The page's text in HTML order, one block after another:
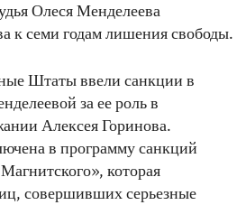
Олеся Менделеева
к семи годам лишения свободы.
Штаты ввели санкции в
за ее роль в
Алексея Горинова.
в программу санкций
которая
совершивших серьезные